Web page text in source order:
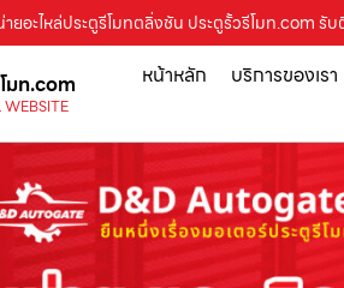
ายอะไหล่ประตูรีโมทตลิ่งชัน ประตูรั้วรีโมท.com รั
มท.com หน้าหลัก บริการของเรา